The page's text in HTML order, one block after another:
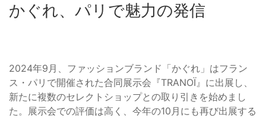
かぐれ、パリで魅力の発信
2024年9月、ファッションブランド「かぐれ」はフラン
ス・パリで開催された合同展示会『TRANOÏ』に出展し、
新たに複数のセレクトショップとの取り引きを始めまし
た。展示会での評価は高く、今年の10月にも再び出展する